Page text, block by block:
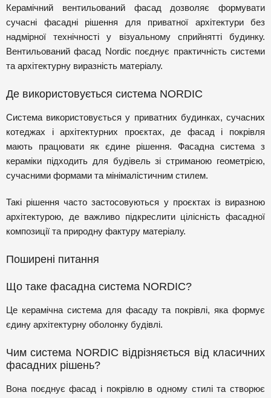
Керамічний вентильований фасад дозволяє формувати
сучасні фасадні рішення для приватної архітектури без
надмірної технічності у візуальному сприйнятті будинку.
Вентильований фасад Nordic поєднує практичність системи
та архітектурну виразність матеріалу.
Де використовується система NORDIC
Система використовується у приватних будинках, сучасних
котеджах і архітектурних проєктах, де фасад і покрівля
мають працювати як єдине рішення. Фасадна система з
кераміки підходить для будівель зі стриманою геометрією,
сучасними формами та мінімалістичним стилем.
Такі рішення часто застосовуються у проєктах із виразною
архітектурою, де важливо підкреслити цілісність фасадної
композиції та природну фактуру матеріалу.
Поширені питання
Що таке фасадна система NORDIC?
Це керамічна система для фасаду та покрівлі, яка формує
єдину архітектурну оболонку будівлі.
Чим система NORDIC відрізняється від класичних
фасадних рішень?
Вона поєднує фасад і покрівлю в одному стилі та створює